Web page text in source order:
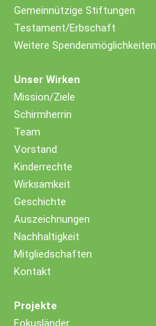
Gemeinnützige Stiftungen
Testament/Erbschaft
Weitere Spendenmöglichkeiten
Unser Wirken
Mission/Ziele
Schirmherrin
Team
Vorstand
Kinderrechte
Wirksamkeit
Geschichte
Auszeichnungen
Nachhaltigkeit
Mitgliedschaften
Kontakt
Projekte
Fokusländer